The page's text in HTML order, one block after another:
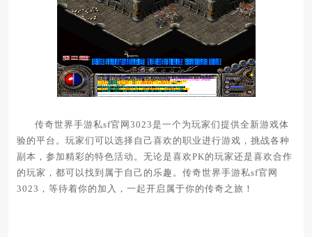
传奇世界手游私sf官网3023是一个为玩家们提供全新游戏体
验的平台。玩家们可以选择自己喜欢的职业进行游戏，挑战各种
副本，参加精彩的特色活动。无论是喜欢PK的玩家还是喜欢合作
的玩家，都可以找到属于自己的乐趣。传奇世界手游私sf官网
3023，等待着你的加入，一起开启属于你的传奇之旅！